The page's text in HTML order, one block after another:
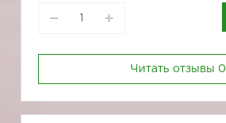
Читать отзывы 0